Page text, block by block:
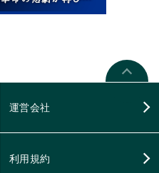
運営会社
利用規約